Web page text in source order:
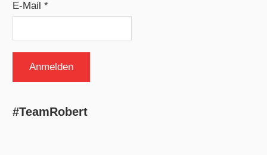
E-Mail *
#TeamRobert